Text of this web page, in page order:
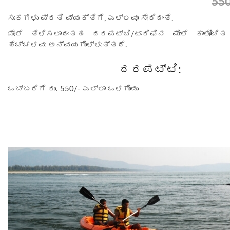
ಸುಂಕಗಳು ಪ್ರತಿ ವ್ಯಕ್ತಿಗೆ, ಎಲ್ಲವೂ ಸೇರಿದಂತೆ.
ಮೇಲೆ ತಿಳಿಸಲಾದಂತಹ ದರಪಟ್ಟಿ/ಟಾರಿಫಿನ ಮೇಲೆ
ಹೆಚ್ಚಳವು ಅನ್ವಯಗೊಳ್ಳುತ್ತದೆ.
ದರಪಟ್ಟಿ:
ಒಬ್ಬರಿಗೆ ರೂ. 550/- ಎಲ್ಲಾ ಒಳಗೊಂಡು